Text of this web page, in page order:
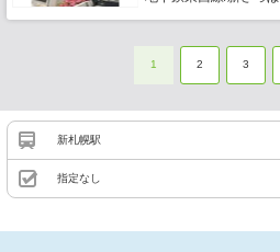
1 2 3
新札幌駅
指定なし